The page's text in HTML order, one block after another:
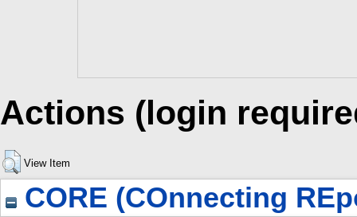
Actions (login
View Item
CORE (COnnecting